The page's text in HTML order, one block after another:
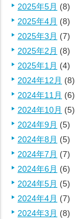
2025年5月 (8)
2025年4月 (8)
2025年3月 (7)
2025年2月 (8)
2025年1月 (4)
2024年12月 (8)
2024年11月 (6)
2024年10月 (5)
2024年9月 (5)
2024年8月 (5)
2024年7月 (7)
2024年6月 (6)
2024年5月 (5)
2024年4月 (7)
2024年3月 (8)